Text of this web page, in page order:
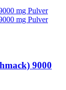
9000